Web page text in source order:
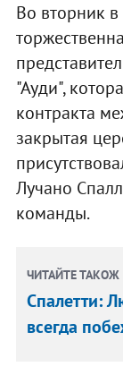
Во вторник
"Ауди",
контракта
закрытая
Лучано
команды.
ЧИТАЙТЕ ТАКОЖ
Спалетти:
всегда